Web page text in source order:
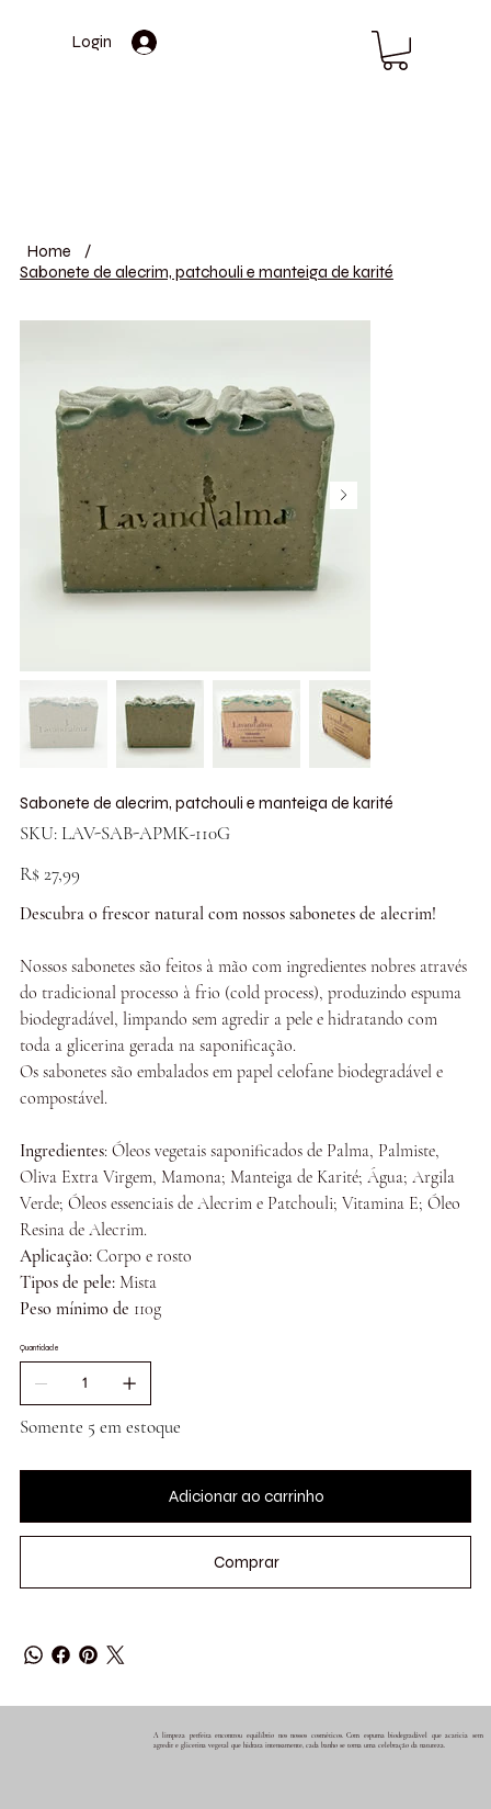
Login
Home
/
Sabonete de alecrim, patchouli e manteiga de karité
Sabonete de alecrim, patchouli e manteiga de karité
SKU: SKU
LAV-
110G
LAV-SAB-APMK-110G
Preço
R$ 27,99
Descubra o frescor natural com nossos sabonetes de alecrim!
Nossos sabonetes são feitos à mão com ingredientes nobres através
do tradicional processo à frio (cold process), produzindo espuma
biodegradável, limpando sem agredir a pele e hidratando com
toda a glicerina gerada na saponificação.
Os sabonetes são embalados em papel celofane biodegradável e
compostável.
Ingredientes: Óleos vegetais saponificados de Palma, Palmiste,
Oliva Extra Virgem, Mamona; Manteiga de Karité; Água; Argila
Verde; Óleos essenciais de Alecrim e Patchouli; Vitamina E; Óleo
Resina de Alecrim.
Aplicação:Corpo e rosto
Tipos de pele: Mista
Peso mínimo de 110g
Quantidade
Somente 5 em estoque
Adicionar ao carrinho
Comprar
A limpeza perfeita encontrou equilíbrio nos nossos cosméticos. Com espuma biodegradável que acaricia sem
agredir e glicerina vegetal que hidrata intensamente, cada banho se torna uma celebração da natureza.